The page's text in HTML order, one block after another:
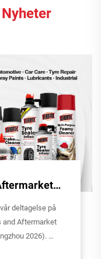
deltagelse på
and Aftermarket
2026).